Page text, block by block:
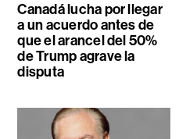
Canadá lucha por llegar
a un acuerdo antes de
que el arancel del 50%
de Trump agrave la
disputa